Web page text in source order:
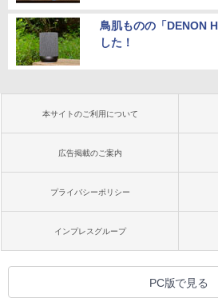
鳥肌ものの「DENON
した！
本サイトのご利用について
広告掲載のご案内
プライバシーポリシー
インプレスグループ
PC版で見る